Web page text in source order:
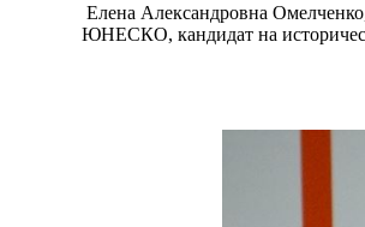
Елена Александровна
ЮНЕСКО, кандидат на